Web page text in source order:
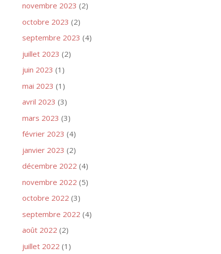
novembre 2023 (2)
octobre 2023 (2)
septembre 2023 (4)
juillet 2023 (2)
juin 2023 (1)
mai 2023 (1)
avril 2023 (3)
mars 2023 (3)
février 2023 (4)
janvier 2023 (2)
décembre 2022 (4)
novembre 2022 (5)
octobre 2022 (3)
septembre 2022 (4)
août 2022 (2)
juillet 2022 (1)